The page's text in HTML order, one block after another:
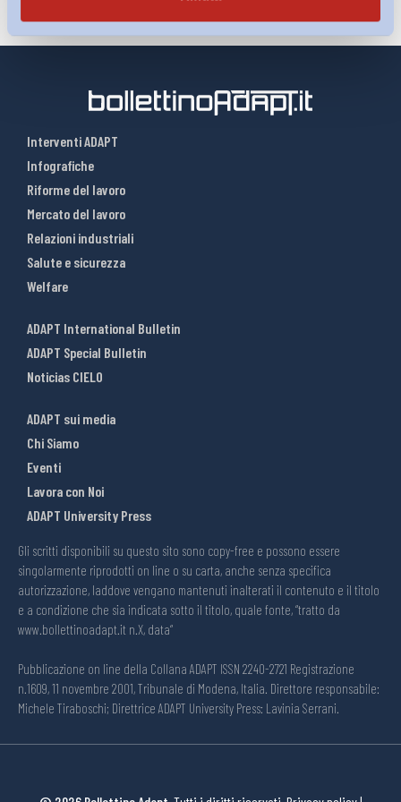
Interventi ADAPT
Infografiche
Riforme del lavoro
Mercato del lavoro
Relazioni industriali
Salute e sicurezza
Welfare
ADAPT International Bulletin
ADAPT Special Bulletin
Noticias CIELO
ADAPT sui media
Chi Siamo
Eventi
Lavora con Noi
ADAPT University Press
Gli scritti disponibili su questo sito sono copy-free e possono essere
singolarmente riprodotti on line o su carta, anche senza specifica
autorizzazione, laddove vengano mantenuti inalterati il contenuto e il titolo
e a condizione che sia indicata sotto il titolo, quale fonte, “tratto da
www.bollettinoadapt.it n.X, data“
Pubblicazione on line della Collana ADAPT ISSN 2240-2721 Registrazione
n.1609, 11 novembre 2001, Tribunale di Modena, Italia. Direttore responsabile:
Michele Tiraboschi; Direttrice ADAPT University Press: Lavinia Serrani.